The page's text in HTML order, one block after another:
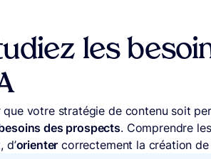
les
que votre stratégie de contenu soit
des prospects. Comprendre
d’orienter correctement la création